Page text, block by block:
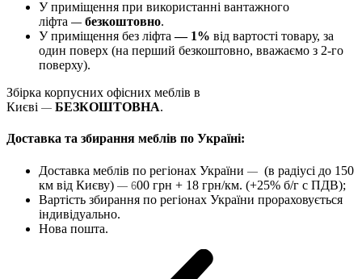
У приміщення при використанні вантажного
ліфта — безкоштовно.
У приміщення без ліфта— 1% від вартості товару, за
один поверх (на перший безкоштовно, вважаємо з 2-го
поверху).
Збірка корпусних офісних меблів в
Києві — БЕЗКОШТОВНА.
Доставка та збирання меблів по Україні:
Доставка меблів по регіонах України — (в радіусі до 150
км від Києву) — 600 грн + 18 грн/км. (+25% б/г с ПДВ);
Вартість збирання по регіонах України прораховується
індивідуально.
Нова пошта.